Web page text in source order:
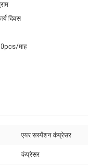
दिवस
माह
एयर सस्पेंशन कंप्रेसर
कंप्रेसर